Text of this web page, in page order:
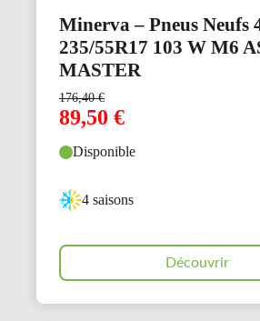
Minerva – Pneus Neufs
235/55R17 103 W M6
MASTER
176,40€
89,50 €
Disponible
4 saisons
Découvrir